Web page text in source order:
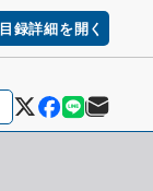
目録詳細を開く